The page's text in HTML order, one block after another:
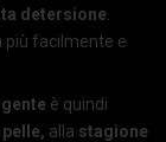
detersione
più facilmente e
è quindi
alla stagione